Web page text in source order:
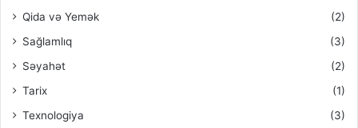
Qida və Yemək
(2)
Sağlamlıq
(3)
Səyahət
(2)
Tarix
(1)
Texnologiya
(3)